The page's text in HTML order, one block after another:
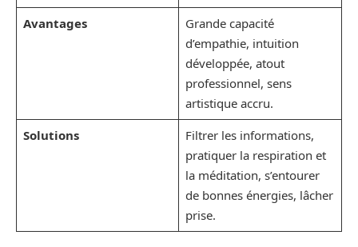
Avantages
Grande capacité
d’empathie, intuition
développée, atout
professionnel, sens
artistique accru.
Solutions
Filtrer les informations,
pratiquer la respiration et
la méditation, s’entourer
de bonnes énergies, lâcher
prise.